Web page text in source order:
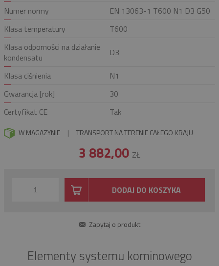
Numer normy
EN 13063-1 T600 N1 D3 G50
Klasa temperatury
T600
Klasa odporności na działanie
kondensatu
D3
Klasa ciśnienia
N1
Gwarancja [rok]
30
Certyfikat CE
Tak
W MAGAZYNIE | TRANSPORT NA TERENIE CAŁEGO KRAJU
3 882,00 ZŁ
DODAJ DO KOSZYKA
Zapytaj o produkt
Elementy systemu kominowego